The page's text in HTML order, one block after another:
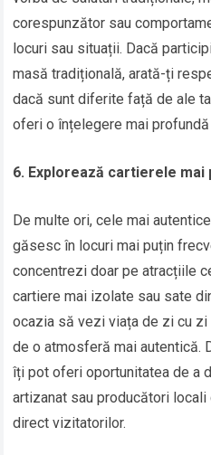
corespunzător sau
locuri sau situații. Dacă
masă tradițională, arată-ți
dacă sunt diferite față de ale
oferi o înțelegere mai
6. Explorează cartierele mai
De multe ori, cele mai
găsesc în locuri mai puțin
concentrezi doar pe atracțiile
cartiere mai izolate sau sate
ocazia să vezi viața de zi cu
de o atmosferă mai autentică.
îți pot oferi oportunitatea de a
artizanat sau producători
direct vizitatorilor.